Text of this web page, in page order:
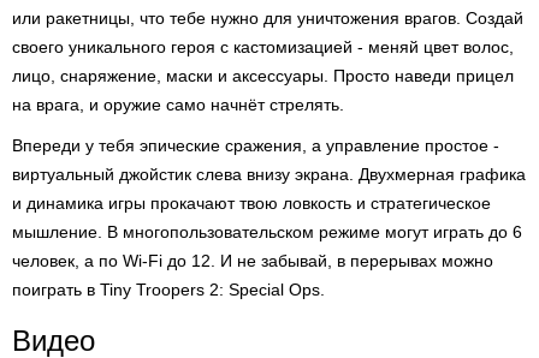
или ракетницы, что тебе нужно для уничтожения врагов. Создай
своего уникального героя с кастомизацией - меняй цвет волос,
лицо, снаряжение, маски и аксессуары. Просто наведи прицел
на врага, и оружие само начнёт стрелять.
Впереди у тебя эпические сражения, а управление простое -
виртуальный джойстик слева внизу экрана. Двухмерная графика
и динамика игры прокачают твою ловкость и стратегическое
мышление. В многопользовательском режиме могут играть до 6
человек, а по Wi-Fi до 12. И не забывай, в перерывах можно
поиграть в Tiny Troopers 2: Special Ops.
Видео